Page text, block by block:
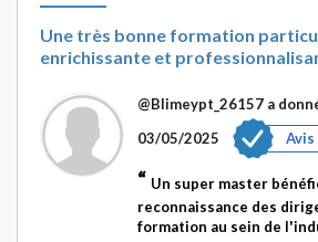
Une très bonne formation
enrichissante et
@Blimeypt_26157 a
03/05/2025
Un super master
reconnaissance des
formation au sein de